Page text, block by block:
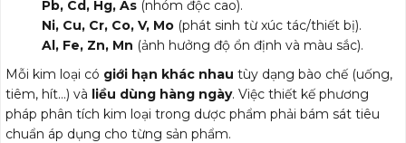
Pb, Cd, Hg, As (nhóm độc cao).
Ni, Cu, Cr, Co, V, Mo (phát sinh từ xúc tác/thiết bị).
Al, Fe, Zn, Mn (ảnh hưởng độ ổn định và màu sắc).
Mỗi kim loại có giới hạn khác nhau tùy dạng bào chế (uống,
tiêm, hít…) và liều dùng hàng ngày. Việc thiết kế phương
pháp phân tích kim loại trong dược phẩm phải bám sát tiêu
chuẩn áp dụng cho từng sản phẩm.